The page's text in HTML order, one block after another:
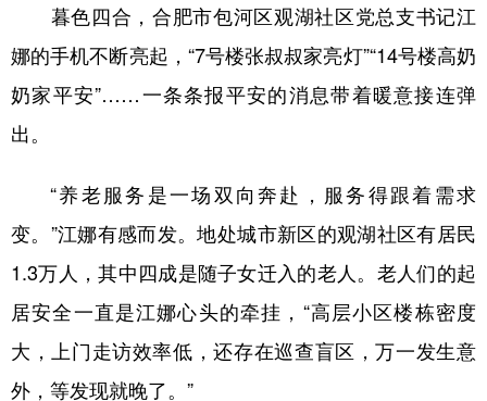
暮色四合，合肥市包河区观湖社区党总支书记江
娜的手机不断亮起，“7号楼张叔叔家亮灯”“14号楼高奶
奶家平安”……一条条报平安的消息带着暖意接连弹
出。
“养老服务是一场双向奔赴，服务得跟着需求
变。”江娜有感而发。地处城市新区的观湖社区有居民
1.3万人，其中四成是随子女迁入的老人。老人们的起
居安全一直是江娜心头的牵挂，“高层小区楼栋密度
大，上门走访效率低，还存在巡查盲区，万一发生意
外，等发现就晚了。”